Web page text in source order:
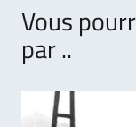
Vous
par ..